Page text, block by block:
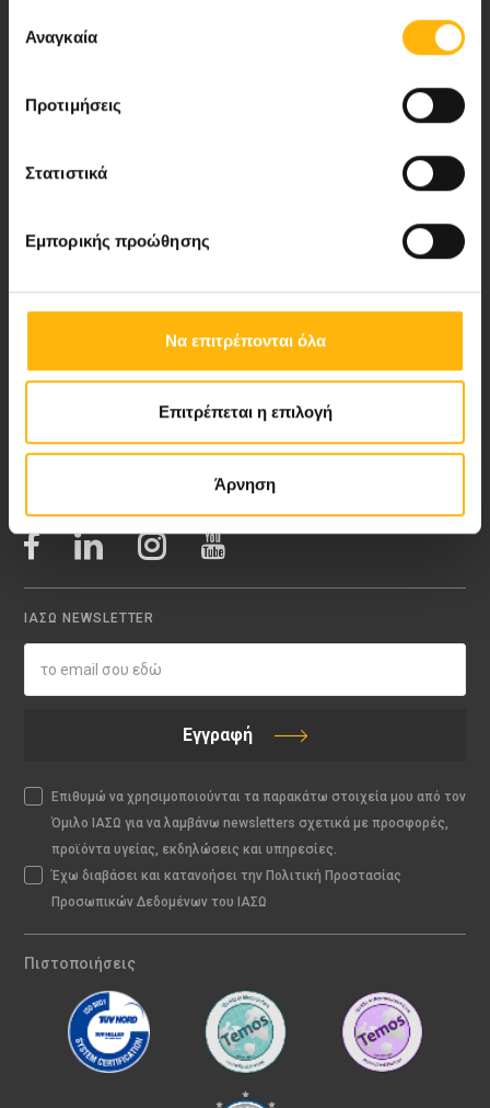
των υπηρεσιών τους.
συγκατάθεσης
Αναγκαία
Προτιμήσεις
Στατιστικά
Εμπορικής προώθησης
Να επιτρέπονται όλα
Επιτρέπεται η επιλογή
Άρνηση
Video Gallery
My Life Magazine
Medical Directory
ΙΑΣΩ NEWSLETTER
Εγγραφή
Επιθυμώ να χρησιμοποιούνται τα παρακάτω στοιχεία μου από τον
Όμιλο ΙΑΣΩ για να λαμβάνω newsletters σχετικά με προσφορές,
προϊόντα υγείας, εκδηλώσεις και υπηρεσίες.
Έχω διαβάσει και κατανοήσει την Πολιτική Προστασίας
Προσωπικών Δεδομένων του ΙΑΣΩ
Πιστοποιήσεις